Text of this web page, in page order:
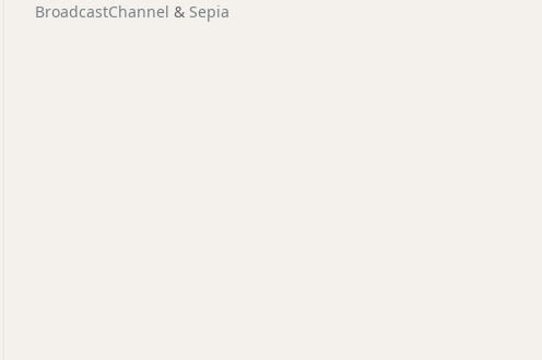
BroadcastChannel & Sepia